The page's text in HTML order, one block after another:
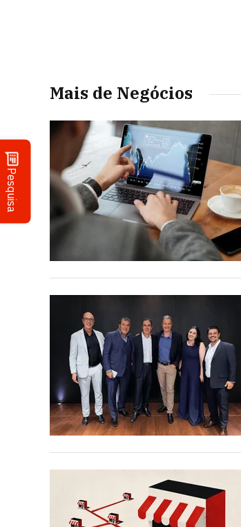
Pesquisa
Mais de Negócios